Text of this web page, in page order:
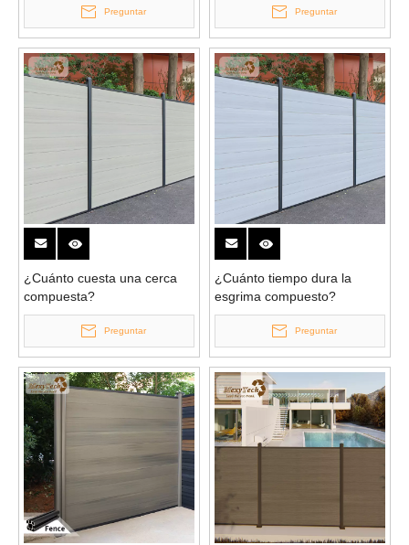
Preguntar Preguntar
¿Cuánto cuesta una cerca
compuesta?
Preguntar
¿Cuánto tiempo dura la
esgrima compuesto?
Preguntar